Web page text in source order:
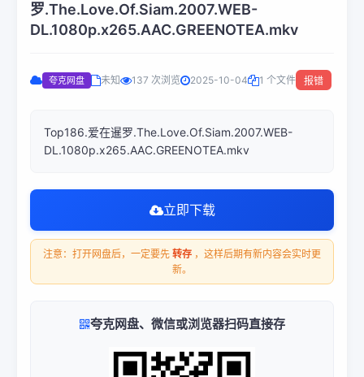
罗.The.Love.Of.Siam.2007.WEB-
DL.1080p.x265.AAC.GREENOTEA.mkv
夸克网盘 未知 137 次浏览 2025-10-04 1 个文件 报错
Top186.爱在暹罗.The.Love.Of.Siam.2007.WEB-
DL.1080p.x265.AAC.GREENOTEA.mkv
立即下载
注意：打开网盘后，一定要先 转存 ，这样后期有新内容会实时更
新。
夸克网盘、微信或浏览器扫码直接存